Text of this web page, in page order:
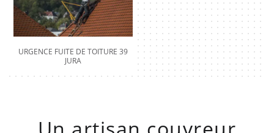
URGENCE FUITE DE TOITURE 39
JURA